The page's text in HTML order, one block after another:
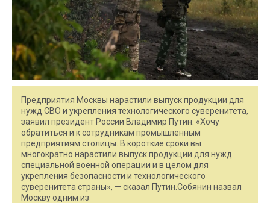
Предприятия Москвы нарастили выпуск продукции для
нужд СВО и укрепления технологического суверенитета,
заявил президент России Владимир Путин. «Хочу
обратиться и к сотрудникам промышленным
предприятиям столицы. В короткие сроки вы
многократно нарастили выпуск продукции для нужд
специальной военной операции и в целом для
укрепления безопасности и технологического
суверенитета страны», — сказал Путин.Собянин назвал
Москву одним из